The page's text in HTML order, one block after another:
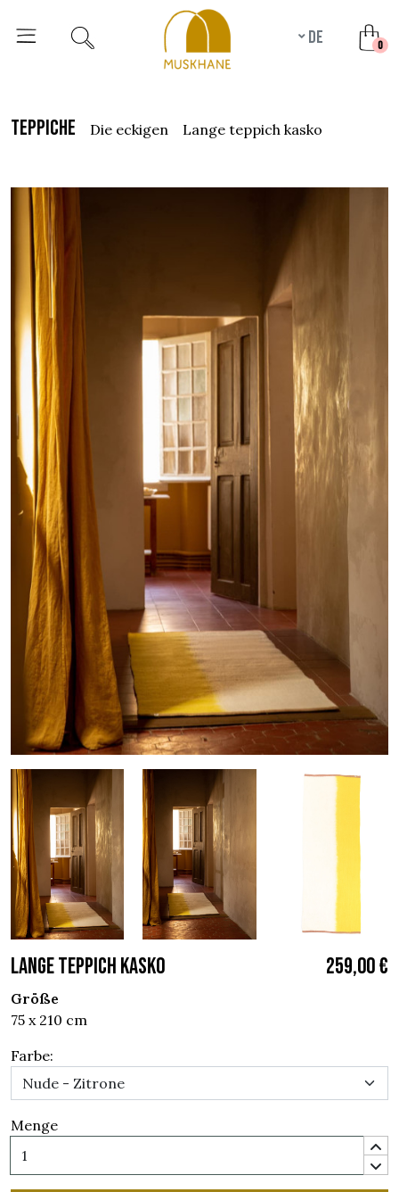
de 0
teppiche die eckigen lange teppich kasko
LANGE TEPPICH KASKO 259,00 €
Größe
75 x 210 cm
Farbe:
Menge